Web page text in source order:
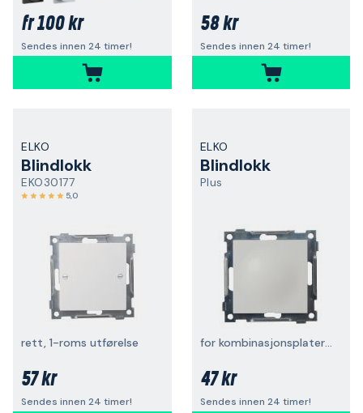
fr100 kr
Sendes innen 24 timer!
58 kr
Sendes innen 24 timer!
ELKO
Blindlokk
EKO30177
5,0
rett, 1-roms utførelse
57 kr
Sendes innen 24 timer!
ELKO
Blindlokk
Plus
for kombinasjonsplater 1–4 hull
47 kr
Sendes innen 24 timer!